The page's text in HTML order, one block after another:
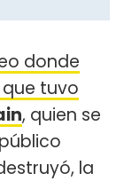
donde
tuvo
, quien se
la